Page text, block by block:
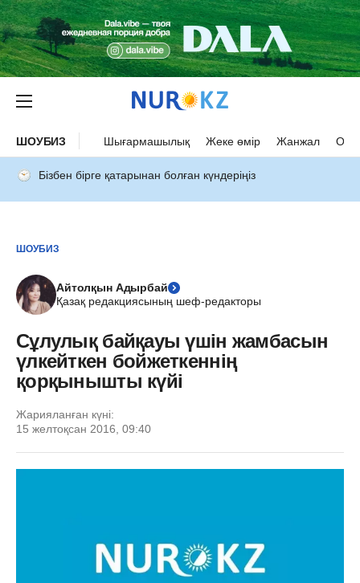
ШОУБИЗ Шығармашылық Жеке өмір Жанжал
Бізбен бірге қатарынан болған күндеріңіз
ШОУБИЗ
Айтолқын Адырбай
Қазақ редакциясының шеф-редакторы
Сұлулық байқауы үшін жамбасын
үлкейткен бойжеткеннің
қорқынышты күйі
Жарияланған күні:
15 желтоқсан 2016, 09:40